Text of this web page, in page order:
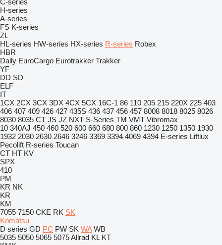
C-series
H-series
A-series
FS K-series
ZL
HL-series HW-series HX-series R-series Robex
HBR
Daily EuroCargo Eurotrakker Trakker
YF
DD SD
ELF
IT
1CX 2CX 3CX 3DX 4CX 5CX 16C-1 86 110 205 215 220X 225 403
406 407 409 426 427 435S 436 437 456 457 8008 8018 8025 8026
8030 8035 CT JS JZ NXT S-Series TM VMT Vibromax
10 340AJ 450 460 520 600 660 680 800 860 1230 1250 1350 1930
1932 2030 2630 2646 3246 3369 3394 4069 4394 E-series Liftlux
Pecolift R-series Toucan
CT HT KV
SPX
410
PM
KR NK
KR
KM
7055 7150 CKE RK SK
Komatsu
D series GD PC PW SK WA WB
5035 5050 5065 5075Allrad KL KT